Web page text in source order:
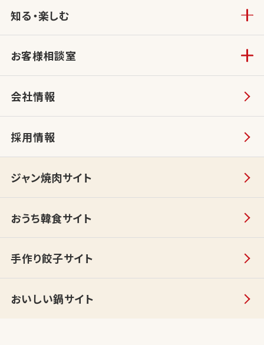
知る・楽しむ
お客様相談室
会社情報
採用情報
ジャン焼肉サイト
おうち韓食サイト
手作り餃子サイト
おいしい鍋サイト